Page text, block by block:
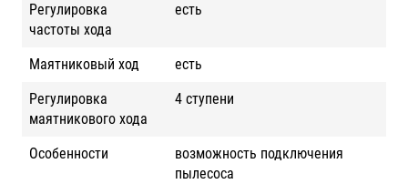
Регулировка
частоты хода
есть
Маятниковый ход
есть
Регулировка
маятникового хода
4 ступени
Особенности
возможность подключения
пылесоса